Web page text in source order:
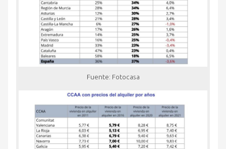
Fuente: Fotocasa